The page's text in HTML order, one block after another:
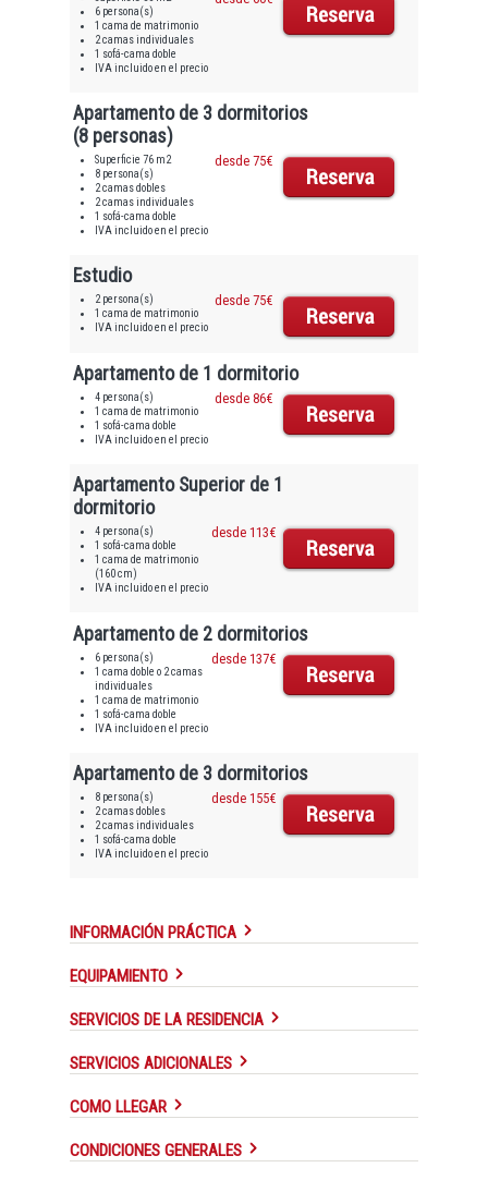
6 persona(s)
1 cama de matrimonio
2 camas individuales
1 sofá-cama doble
IVA incluido en el precio
Apartamento de 3 dormitorios
(8 personas)
Superficie 76 m2
8 persona(s)
2 camas dobles
2 camas individuales
1 sofá-cama doble
IVA incluido en el precio
desde 75€
Estudio
2 persona(s)
1 cama de matrimonio
IVA incluido en el precio
desde 75€
Apartamento de 1 dormitorio
4 persona(s)
1 cama de matrimonio
1 sofá-cama doble
IVA incluido en el precio
desde 86€
Apartamento Superior de 1
dormitorio
4 persona(s)
1 sofá-cama doble
1 cama de matrimonio
(160 cm)
IVA incluido en el precio
desde 113€
Apartamento de 2 dormitorios
6 persona(s)
1 cama doble o 2 camas
individuales
1 cama de matrimonio
1 sofá-cama doble
IVA incluido en el precio
desde 137€
Apartamento de 3 dormitorios
8 persona(s)
2 camas dobles
2 camas individuales
1 sofá-cama doble
IVA incluido en el precio
desde 155€
INFORMACIÓN PRÁCTICA
EQUIPAMIENTO
SERVICIOS DE LA RESIDENCIA
SERVICIOS ADICIONALES
COMO LLEGAR
CONDICIONES GENERALES